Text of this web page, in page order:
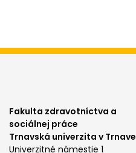
Fakulta zdravotníctva a
sociálnej práce
Trnavská univerzita v Trnave
Univerzitné námestie 1